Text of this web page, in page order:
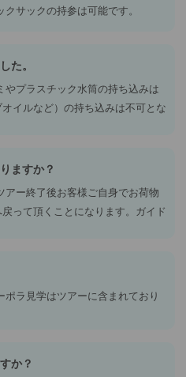
サックの持参は可能です。
た。
プラスチック水筒の持ち込みは
イルなど）の持ち込みは不可とな
ますか？
ー終了後お客様ご自身でお荷物
って頂くことになります。ガイド
ラ見学はツアーに含まれており
か？